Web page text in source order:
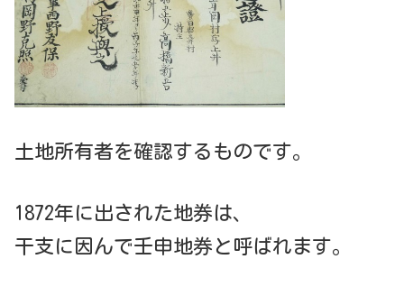
土地所有者を確認するものです。
1872年に出された地券は、
干支に因んで壬申地券と呼ばれます。